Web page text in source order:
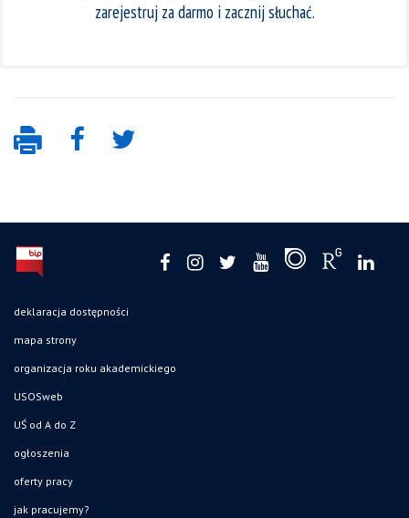
zarejestruj za darmo i zacznij słuchać.
deklaracja dostępności
mapa strony
organizacja roku akademickiego
USOSweb
UŚ od A do Z
ogłoszenia
oferty pracy
jak pracujemy?